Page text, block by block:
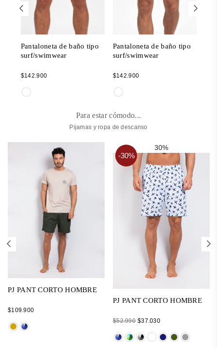
Pantaloneta de baño tipo
surf/swimwear
Regular
$142.900
Pantaloneta de baño tipo
surf/swimwear
Regular
$142.900
Para estar cómodo...
Pijamas y ropa de descanso
PJ PANT CORTO HOMBRE
Regular
$109.900
30%
-30%
PJ PANT CORTO HOMBRE
Regular
$52.990 $37.030